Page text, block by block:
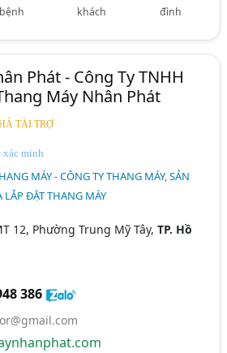
bệnh
khách
đình
Phát - Công Ty TNHH
Máy Nhân Phát
TÀI TRỢ
minh
MÁY - CÔNG TY THANG MÁY, SẢN
LẮP ĐẶT THANG MÁY
12, Phường Trung Mỹ Tây,TP. Hồ
386